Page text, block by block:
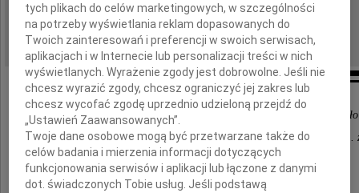
REGION: Gdańsk
DATA EMISJI: 23.01.2010
Już? Tak prędko? Co to było? Coś strwonione?
Czy nie młodość swą przeżyło? Ach,więc to już było...
Leopold Staff
tych plikach do celów marketingowych, w szczególności
na potrzeby wyświetlania reklam dopasowanych do
Twoich zainteresowań i preferencji w swoich serwisach,
aplikacjach i w Internecie lub personalizacji treści w nich
wyświetlanych. Wyrażenie zgody jest dobrowolne. Jeśli nie
chcesz wyrazić zgody, chcesz ograniczyć jej zakres lub
chcesz wycofać zgodę uprzednio udzieloną przejdź do
„Ustawień Zaawansowanych”.
Twoje dane osobowe mogą być przetwarzane także do
celów badania i mierzenia informacji dotyczących
funkcjonowania serwisów i aplikacji lub łączone z danymi
dot. świadczonych Tobie usług. Jeśli podstawą